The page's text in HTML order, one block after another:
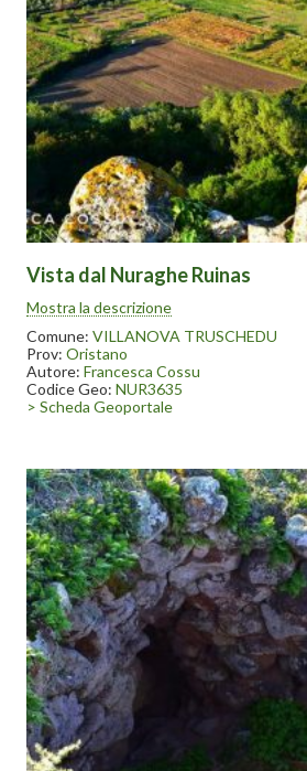
Vista dal Nuraghe Ruinas
Si tratta di un monotorre posto sopra un
tutta l’area del fiume Tirso sottostante il
Truschedu. La tholos è crollata verso
soggetto a manutenzione e non è mai
Mostra la descrizione
Comune: VILLANOVA TRUSCHEDU
Prov: Oristano
Autore: Francesca Cossu
Codice Geo: NUR3635
> Scheda Geoportale